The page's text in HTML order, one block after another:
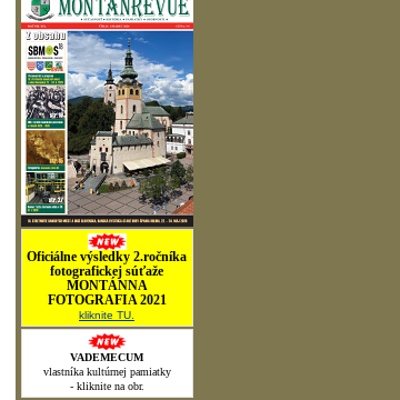
Oficiálne výsledky 2.ročníka
fotografickej súťaže
MONTÁNNA
FOTOGRAFIA 2021
kliknite TU.
VADEMECUM
vlastníka kultúrnej pamiatky
- kliknite na obr.